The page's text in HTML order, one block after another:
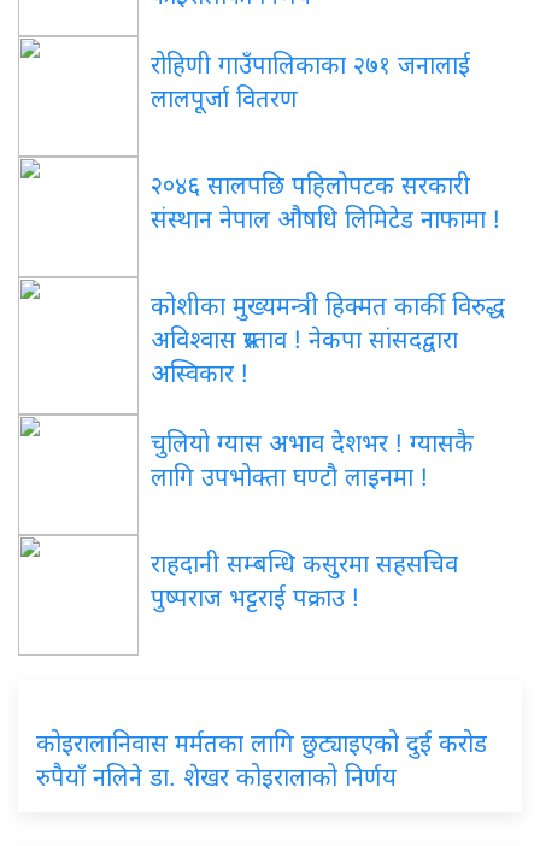
रोहिणी गाउँपालिकाका २७१ जनालाई
लालपूर्जा वितरण
२०४६ सालपछि पहिलोपटक सरकारी
संस्थान नेपाल औषधि लिमिटेड नाफामा !
कोशीका मुख्यमन्त्री हिक्मत कार्की विरुद्ध
अविश्वास प्रस्ताव ! नेकपा सांसदद्वारा
अस्विकार !
चुलियो ग्यास अभाव देशभर ! ग्यासकै
लागि उपभोक्ता घण्टौ लाइनमा !
राहदानी सम्बन्धि कसुरमा सहसचिव
पुष्पराज भट्टराई पक्राउ !
कोइरालानिवास मर्मतका लागि छुट्याइएको दुई करोड
रुपैयाँ नलिने डा. शेखर कोइरालाको निर्णय